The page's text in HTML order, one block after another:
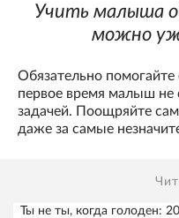
Учить малыша
можно
Обязательно
первое время малыш не
задачей. Поощряйте
даже за самые
Ты не ты, когда голоден: